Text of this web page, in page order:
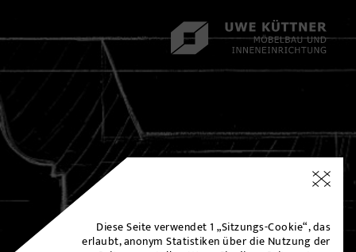
Diese Seite verwendet 1 „Sitzungs-Cookie“, das
erlaubt, anonym Statistiken über die Nutzung der